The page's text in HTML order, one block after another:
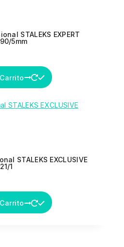
STALEKS EXPERT
5mm
STALEKS EXCLUSIVE
1